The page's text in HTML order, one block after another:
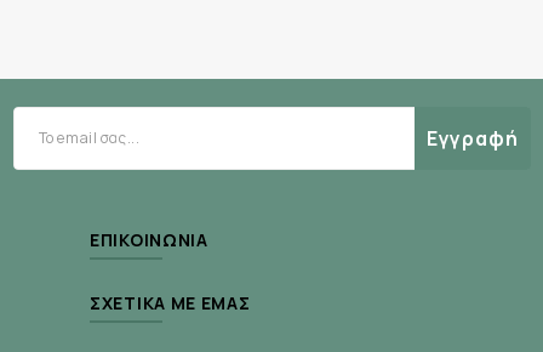
εξωτερική επένδυση αδιαπέρατη από τα υγρά.
Προσφέρουν τέλεια προστασία και άνεση κατά
αεροδιαπερατά ώστε διατηρούν ένα
δέρμα. Δερματολογικά ελεγμένα. Διατίθενται
Εγγραφή
ΕΠΙΚΟΙΝΩΝΊΑ
ΣΧΕΤΙΚΆ ΜΕ ΕΜΆΣ